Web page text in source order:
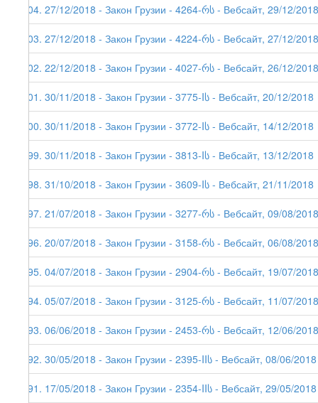
204. 27/12/2018 - Закон Грузии - 4264-რს - Вебсайт, 29/12/2018
203. 27/12/2018 - Закон Грузии - 4224-რს - Вебсайт, 27/12/2018
202. 22/12/2018 - Закон Грузии - 4027-რს - Вебсайт, 26/12/2018
201. 30/11/2018 - Закон Грузии - 3775-Iს - Вебсайт, 20/12/2018
200. 30/11/2018 - Закон Грузии - 3772-Iს - Вебсайт, 14/12/2018
199. 30/11/2018 - Закон Грузии - 3813-Iს - Вебсайт, 13/12/2018
198. 31/10/2018 - Закон Грузии - 3609-Iს - Вебсайт, 21/11/2018
197. 21/07/2018 - Закон Грузии - 3277-რს - Вебсайт, 09/08/2018
196. 20/07/2018 - Закон Грузии - 3158-რს - Вебсайт, 06/08/2018
195. 04/07/2018 - Закон Грузии - 2904-რს - Вебсайт, 19/07/2018
194. 05/07/2018 - Закон Грузии - 3125-რს - Вебсайт, 11/07/2018
193. 06/06/2018 - Закон Грузии - 2453-რს - Вебсайт, 12/06/2018
192. 30/05/2018 - Закон Грузии - 2395-IIს - Вебсайт, 08/06/2018
191. 17/05/2018 - Закон Грузии - 2354-IIს - Вебсайт, 29/05/2018